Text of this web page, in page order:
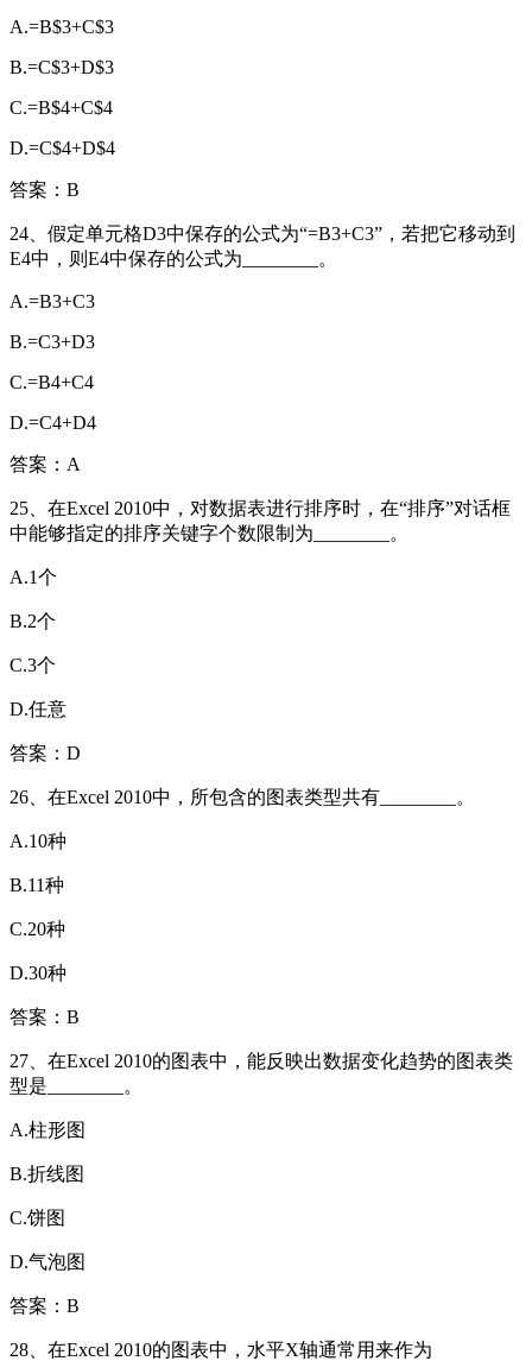
A.=B$3+C$3
B.=C$3+D$3
C.=B$4+C$4
D.=C$4+D$4
答案：B
24、假定单元格D3中保存的公式为“=B3+C3”，若把它移动到
E4中，则E4中保存的公式为________。
A.=B3+C3
B.=C3+D3
C.=B4+C4
D.=C4+D4
答案：A
25、在Excel 2010中，对数据表进行排序时，在“排序”对话框
中能够指定的排序关键字个数限制为________。
A.1个
B.2个
C.3个
D.任意
答案：D
26、在Excel 2010中，所包含的图表类型共有________。
A.10种
B.11种
C.20种
D.30种
答案：B
27、在Excel 2010的图表中，能反映出数据变化趋势的图表类
型是________。
A.柱形图
B.折线图
C.饼图
D.气泡图
答案：B
28、在Excel 2010的图表中，水平X轴通常用来作为